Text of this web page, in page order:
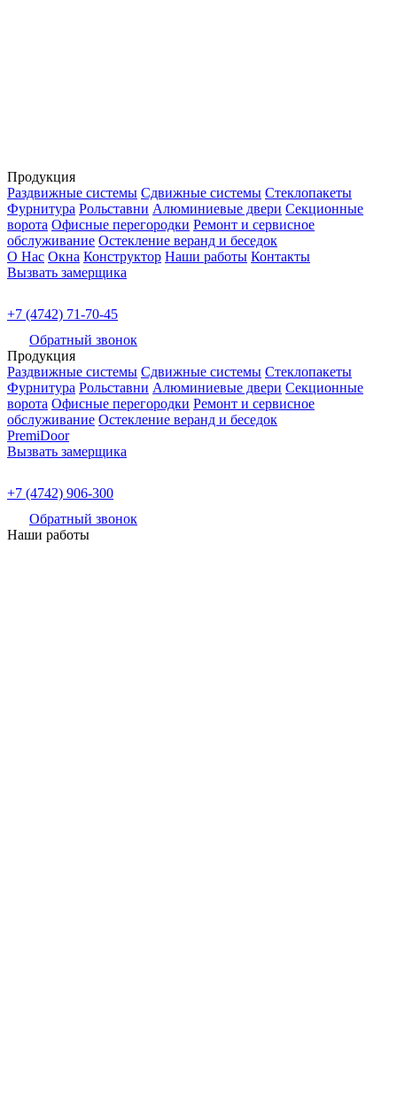
Продукция
Раздвижные системы Сдвижные системы Стеклопакеты
Фурнитура Рольставни Алюминиевые двери Секционные
ворота Офисные перегородки Ремонт и сервисное
обслуживание Остекление веранд и беседок
О Нас Окна Конструктор Наши работы Контакты
Вызвать замерщика
+7 (4742) 71-70-45
Обратный звонок
Продукция
Раздвижные системы Сдвижные системы Стеклопакеты
Фурнитура Рольставни Алюминиевые двери Секционные
ворота Офисные перегородки Ремонт и сервисное
обслуживание Остекление веранд и беседок
PremiDoor
Вызвать замерщика
+7 (4742) 906-300
Обратный звонок
Наши работы